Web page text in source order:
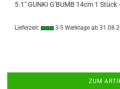
5.1" GUNKI G'BUMB 14cm 1 Stück
Lieferzeit: 3-5 Werktage ab
ZUM